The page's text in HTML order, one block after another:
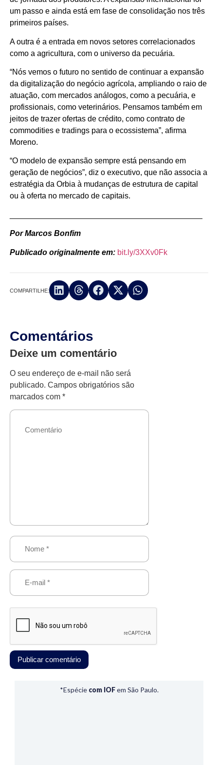
um passo e ainda está em fase de consolidação nos três
primeiros países.
A outra é a entrada em novos setores correlacionados
como a agricultura, com o universo da pecuária.
“Nós vemos o futuro no sentido de continuar a expansão
da digitalização do negócio agrícola, ampliando o raio de
atuação, com mercados análogos, como a pecuária, e
profissionais, como veterinários. Pensamos também em
jeitos de trazer ofertas de crédito, como contrato de
commodities e tradings para o ecossistema”, afirma
Moreno.
“O modelo de expansão sempre está pensando em
geração de negócios”, diz o executivo, que não associa a
estratégia da Orbia à mudanças de estrutura de capital
ou à oferta no mercado de capitais.
Por Marcos Bonfim
Publicado originalmente em: bit.ly/3XXv0Fk
COMPARTILHE:
Comentários
Deixe um comentário
O seu endereço de e-mail não será
publicado. Campos obrigatórios são
marcados com *